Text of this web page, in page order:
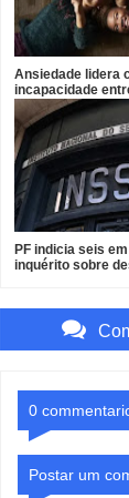
Ansiedade lidera
incapacidade
Brasil
PF indicia seis
inquérito sobre
0
Postar um